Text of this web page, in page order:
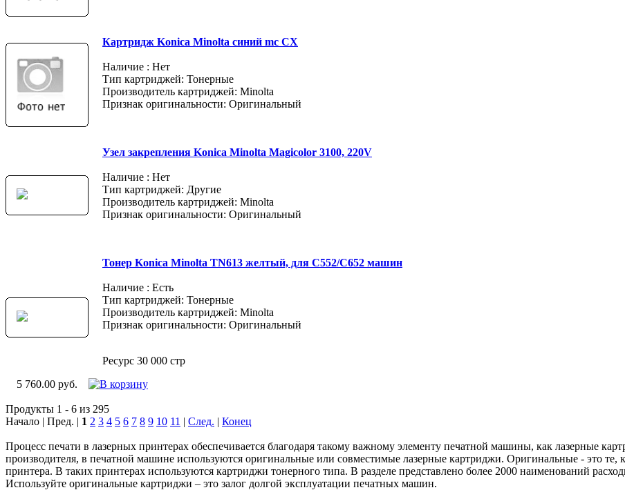
Картридж Konica Minolta синий mc CX
Наличие : Нет
Тип картриджей: Тонерные
Производитель картриджей: Minolta
Признак оригинальности: Оригинальный
Узел закрепления Konica Minolta Magicolor 3100, 220V
Наличие : Нет
Тип картриджей: Другие
Производитель картриджей: Minolta
Признак оригинальности: Оригинальный
Тонер Konica Minolta TN613 желтый, для С552/C652 машин
Наличие : Есть
Тип картриджей: Тонерные
Производитель картриджей: Minolta
Признак оригинальности: Оригинальный
Ресурс 30 000 стр
5 760.00 руб.
Продукты 1 - 6 из 295
Начало | Пред. | 1 2 3 4 5 6 7 8 9 10 11 | След. | Конец
Процесс печати в лазерных принтерах обеспечивается благодаря такому важному элементу печатной машины, как лазерные
производителя, в печатной машине используются оригинальные или совместимые лазерные картриджи. Оригинальные - это те,
принтера. В таких принтерах используются картриджи тонерного типа. В разделе представлено более 2000 наименований
Используйте оригинальные картриджи – это залог долгой эксплуатации печатных машин.